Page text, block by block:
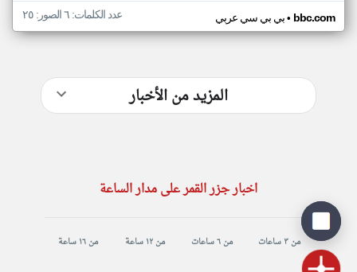
بي بي سي عربي• bbc.com عدد الكلمات: ٦ الصور: ٢٥
المزيد من الأخبار
اخبار جزر القمر على مدار الساعة
من ٣ ساعات من ٦ ساعات من ١٢ ساعة من ١٦ ساعة